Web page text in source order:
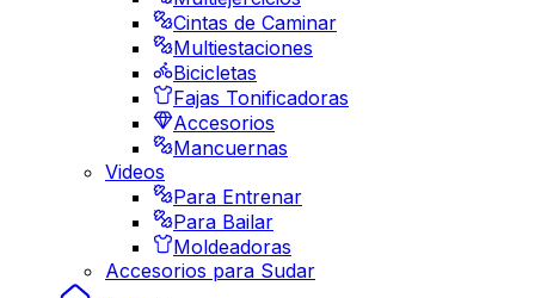
Cintas de Caminar
Multiestaciones
Bicicletas
Fajas Tonificadoras
Accesorios
Mancuernas
Videos
Para Entrenar
Para Bailar
Moldeadoras
Accesorios para Sudar